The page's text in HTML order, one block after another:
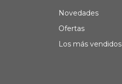
Novedades
Ofertas
Los más vendidos